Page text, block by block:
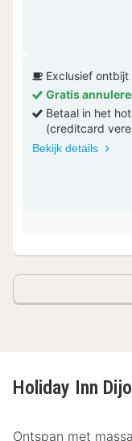
Exclusief ontbijt
Gratis
Betaal in het
(creditcard
Bekijk details
Holiday Inn
Ontspan met